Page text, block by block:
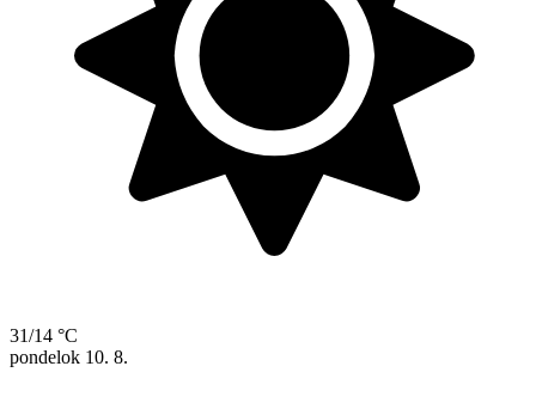
31/14 °C
pondelok 10. 8.